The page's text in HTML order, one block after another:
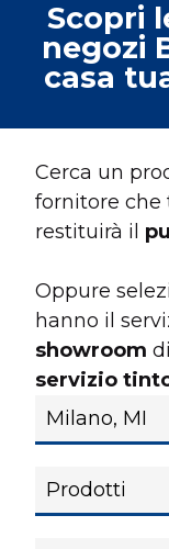
Scopri
negozi
casa
Cerca un
fornitore che
restituirà il
Oppure
hanno il
showroom
servizio